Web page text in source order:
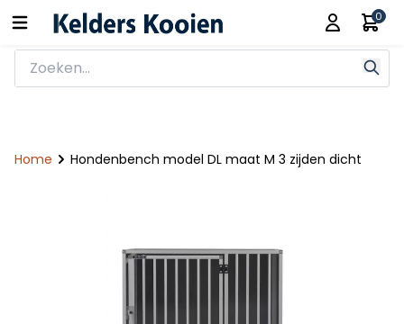
0
Home Hondenbench model DL maat M 3 zijden dicht